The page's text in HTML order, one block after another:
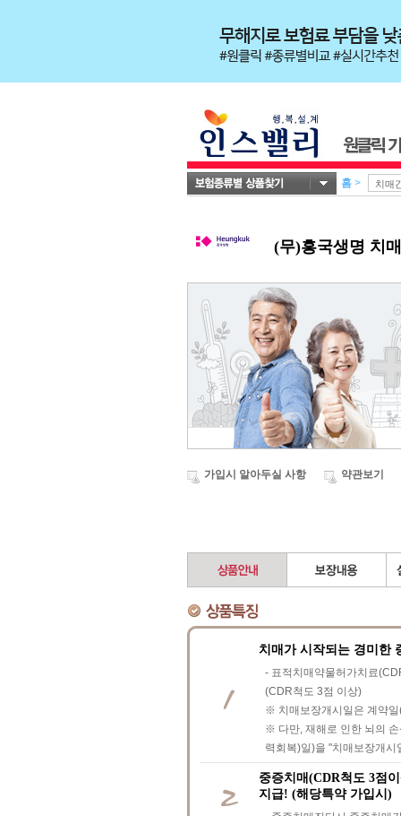
홈 >
(무)흥국생명 치
가입시 알아두실 사항 약관보기
치매가 시작되는 경미한
- 표적치매약물허가치료
(CDR척도 3점 이상)
※ 치매보장개시일은 계약일
※ 다만, 재해로 인한 뇌의
력회복)일)을 "치매보장개시
중증치매(CDR척도 3점
지급! (해당특약 가입시)